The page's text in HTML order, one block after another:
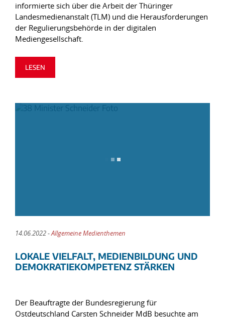
informierte sich über die Arbeit der Thüringer
Landesmedienanstalt (TLM) und die Herausforderungen
der Regulierungsbehörde in der digitalen
Mediengesellschaft.
LESEN
14.06.2022 -Allgemeine Medienthemen
LOKALE VIELFALT, MEDIENBILDUNG UND
DEMOKRATIEKOMPETENZ STÄRKEN
Der Beauftragte der Bundesregierung für
Ostdeutschland Carsten Schneider MdB besuchte am